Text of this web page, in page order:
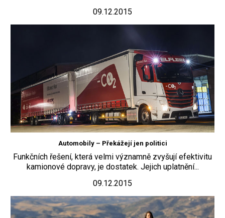
09.12.2015
Automobily – Překážejí jen politici
Funkčních řešení, která velmi významně zvyšují efektivitu
kamionové dopravy, je dostatek. Jejich uplatnění...
09.12.2015